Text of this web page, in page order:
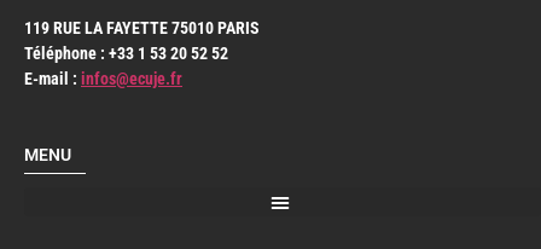
119 RUE LA FAYETTE 75010 PARIS
Téléphone : +33 1 53 20 52 52
E-mail : infos@ecuje.fr
MENU